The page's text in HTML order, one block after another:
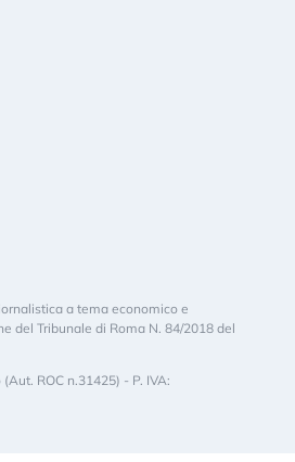
a tema economico e
del Tribunale di Roma N. 84/2018 del
ROC n.31425) - P. IVA: